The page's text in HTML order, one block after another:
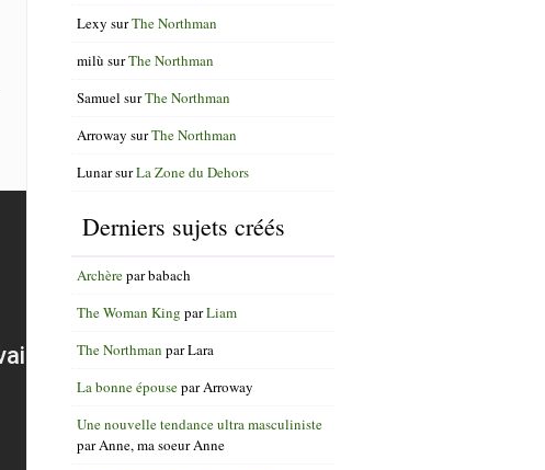
Lexy surThe Northman
milù surThe Northman
Samuel surThe Northman
Arroway surThe Northman
LunarsurLa Zone du Dehors
Derniers sujets créés
Archèreparbabach
The Woman King parLiam
The Northman parLara
La bonne épouseparArroway
Une nouvelle tendance ultra masculiniste
parAnne, ma soeur Anne